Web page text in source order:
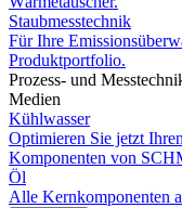
Staubmesstechnik
Für Ihre
Produktportfolio.
Prozess- und
Medien
Kühlwasser
Optimieren Sie jetzt
Komponenten von
Öl
Alle Kernkomponenten